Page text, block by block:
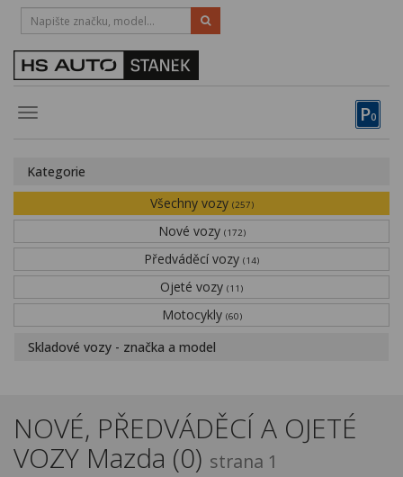
P0
Toggle
HOTLINE:
STRAKONICE-383 335 366
Obytné vozy
Financování
Novinky
Kontakty
Kategorie
Všechny vozy (257)
Nové vozy (172)
Předváděcí vozy (14)
Ojeté vozy (11)
Motocykly (60)
Skladové vozy - značka a model
NOVÉ, PŘEDVÁDĚCÍ A OJETÉ
VOZY Mazda (0) strana 1